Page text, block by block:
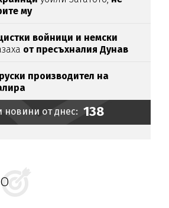
му
войници и немски
от пресъхналия Дунав
производител на
новини от днес: 138